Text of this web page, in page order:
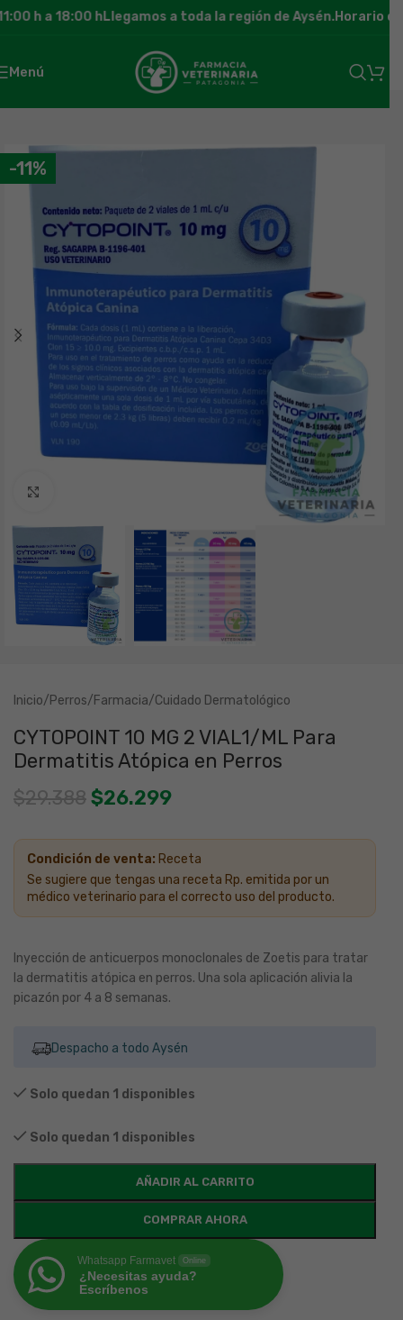
h a 18:00 h Llegamos a toda la región de Aysén.Horario de
Menú
-11%
Inicio/Perros/Farmacia/Cuidado Dermatológico
CYTOPOINT 10 MG 2 VIAL1/ML Para
Dermatitis Atópica en Perros
$29.388$26.299
Condición de venta: Receta
Se sugiere que tengas una receta Rp. emitida por un
médico veterinario para el correcto uso del producto.
Inyección de anticuerpos monoclonales de Zoetis para tratar
la dermatitis atópica en perros. Una sola aplicación alivia la
picazón por 4 a 8 semanas.
Despacho a todo Aysén
Solo quedan 1 disponibles
Solo quedan 1 disponibles
AÑADIR AL CARRITO
COMPRAR AHORA
Whatsapp Farmavet Online
¿Necesitas ayuda?
Escríbenos